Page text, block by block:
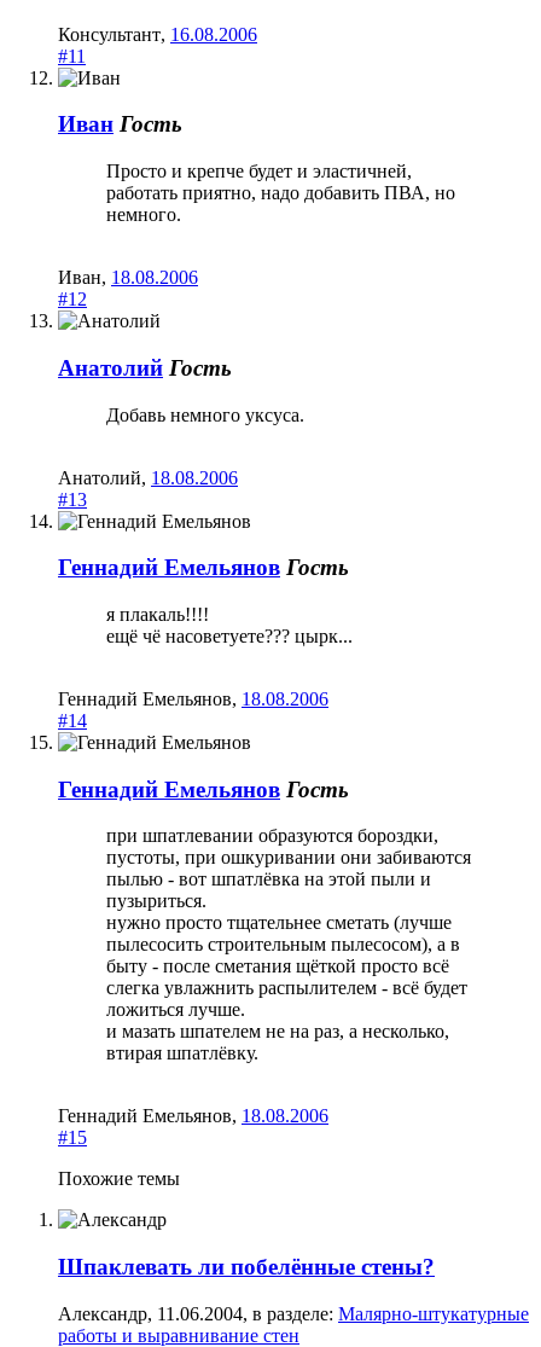
Консультант, 16.08.2006
#11
Иван Гость
Просто и крепче будет и эластичней,
работать приятно, надо добавить ПВА, но
немного.
Иван, 18.08.2006
#12
Анатолий Гость
Добавь немного уксуса.
Анатолий, 18.08.2006
#13
Геннaдий Емeльянов Гость
я плакаль!!!!
ещё чё насоветуете??? цырк...
Геннaдий Емeльянов, 18.08.2006
#14
Геннaдий Емeльянов Гость
при шпатлевании образуются бороздки,
пустоты, при ошкуривании они забиваются
пылью - вот шпатлёвка на этой пыли и
пузыриться.
нужно просто тщательнее сметать (лучше
пылесосить строительным пылесосом), а в
быту - после сметания щёткой просто всё
слегка увлажнить распылителем - всё будет
ложиться лучше.
и мазать шпателем не на раз, а несколько,
втирая шпатлёвку.
Геннaдий Емeльянов, 18.08.2006
#15
Похожие темы
Шпаклевать ли побелённые стены?
Александр, 11.06.2004, в разделе: Малярно-штукатурные
работы и выравнивание стен